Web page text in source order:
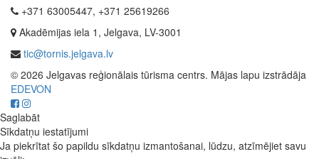
+371 63005447, +371 25619266
Akadēmijas iela 1, Jelgava, LV-3001
tic@tornis.jelgava.lv
© 2026 Jelgavas reģionālais tūrisma centrs. Mājas lapu izstrādāja
EDEVON
Saglabāt
Sīkdatņu iestatījumi
Ja piekrītat šo papildu sīkdatņu izmantošanai, lūdzu, atzīmējiet savu